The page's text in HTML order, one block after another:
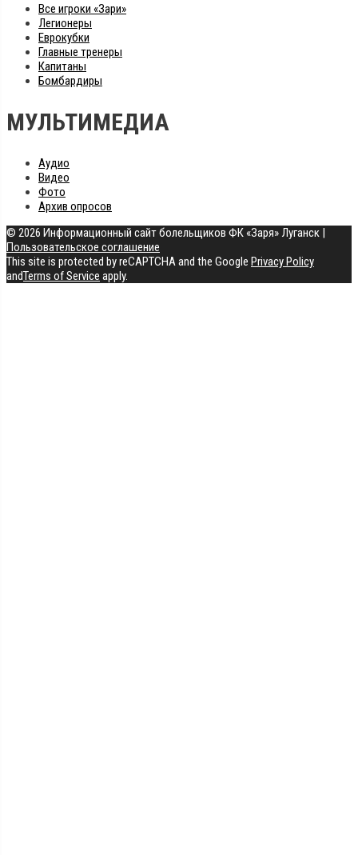
Все игроки «Зари»
Легионеры
Еврокубки
Главные тренеры
Капитаны
Бомбардиры
МУЛЬТИМЕДИА
Аудио
Видео
Фото
Архив опросов
© 2026 Информационный сайт болельщиков ФК «Заря» Луганск |
Пользовательское соглашение
This site is protected by reCAPTCHA and the Google Privacy Policy
andTerms of Service apply.